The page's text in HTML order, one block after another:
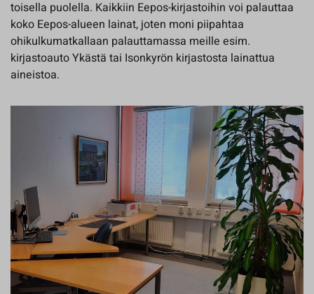
toisella puolella. Kaikkiin Eepos-kirjastoihin voi palauttaa
koko Eepos-alueen lainat, joten moni piipahtaa
ohikulkumatkallaan palauttamassa meille esim.
kirjastoauto Ykästä tai Isonkyrön kirjastosta lainattua
aineistoa.